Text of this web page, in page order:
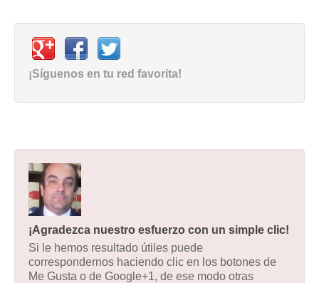
¡Síguenos en tu red favorita!
¡Agradezca nuestro esfuerzo con un simple clic!
Si le hemos resultado útiles puede
correspondernos haciendo clic en los botones de
Me Gusta o de Google+1, de ese modo otras